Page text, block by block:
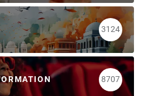
3124
8707